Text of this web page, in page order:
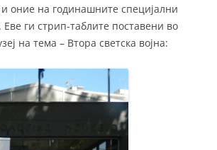
и оние на годинашните специјални
Еве ги стрип-таблите поставени во
на тема – Втора светска војна: